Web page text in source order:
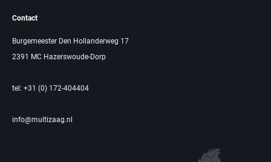
Contact
Burgemeester Den Hollanderweg 17
2391 MC Hazerswoude-Dorp
tel: +31 (0) 172-404404
info@multizaag.nl